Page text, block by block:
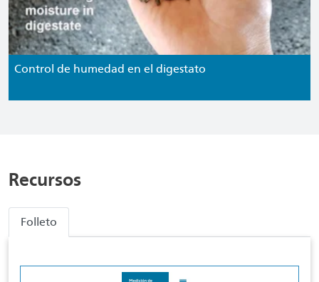
Control de humedad en el digestato
Recursos
Folleto